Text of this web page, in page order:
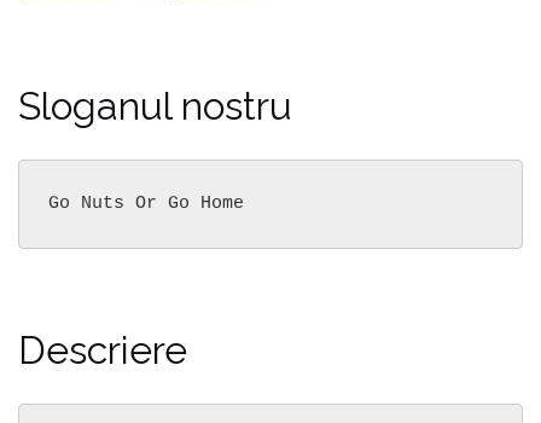
Sloganul nostru
Go Nuts Or Go Home
Descriere